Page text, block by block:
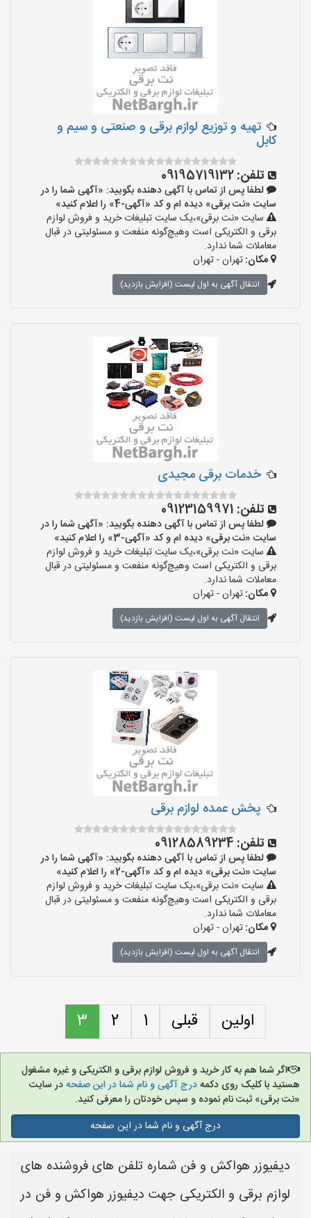
تهیه و توزیع لوازم برقی و صنعتی و سیم و
کابل
تلفن:09195719132
لطفا پس از تماس با آگهی دهنده بگویید: «آگهی شما را در
سایت «نت برقی» دیده ام و کد «آگهی-4» را اعلام کنید»
سایت «نت برقی»،یک سایت تبلیغات خرید و فروش لوازم
برقی و الکتریکی است وهیچ‌گونه منفعت و مسئولیتی در قبال
معاملات شما ندارد.
مکان:تهران - تهران
انتقال آگهی به اول لیست (افزایش بازدید)
خدمات برقی مجیدی
تلفن: 09123159971
لطفا پس از تماس با آگهی دهنده بگویید: «آگهی شما را در
سایت «نت برقی» دیده ام و کد «آگهی-3» را اعلام کنید»
سایت «نت برقی»،یک سایت تبلیغات خرید و فروش لوازم
برقی و الکتریکی است وهیچ‌گونه منفعت و مسئولیتی در قبال
معاملات شما ندارد.
مکان:تهران - تهران
انتقال آگهی به اول لیست (افزایش بازدید)
پخش عمده لوازم برقی
تلفن: 09128589234
لطفا پس از تماس با آگهی دهنده بگویید: «آگهی شما را در
سایت «نت برقی» دیده ام و کد «آگهی-2» را اعلام کنید»
سایت «نت برقی»،یک سایت تبلیغات خرید و فروش لوازم
برقی و الکتریکی است وهیچ‌گونه منفعت و مسئولیتی در قبال
معاملات شما ندارد.
مکان:تهران - تهران
انتقال آگهی به اول لیست (افزایش بازدید)
اولین قبلی 1
2
3
اگر شما هم به کار خرید و فروش لوازم برقی و الکتریکی و غیره مشغول
هستید با کلیک روی دکمهدرج آگهی و نام شما در این صفحهدر سایت
«نت برقی» ثبت نام نموده و سپس خودتان را معرفی کنید.
درج آگهی و نام شما در این صفحه
دیفیوزر هواکش و فن شماره تلفن های فروشنده های
لوازم برقی و الکتریکی جهت دیفیوزر هواکش و فن در